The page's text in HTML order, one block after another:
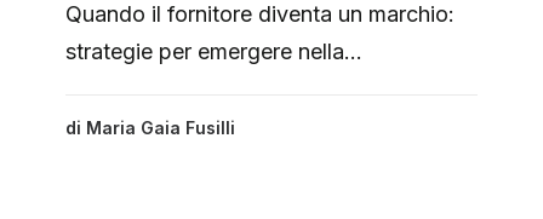
Quando il fornitore diventa un marchio:
strategie per emergere nella…
di Maria Gaia Fusilli